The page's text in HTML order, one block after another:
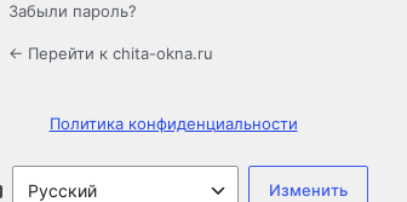
Забыли пароль?
← Перейти к chita-okna.ru
Политика конфиденциальности
Язык